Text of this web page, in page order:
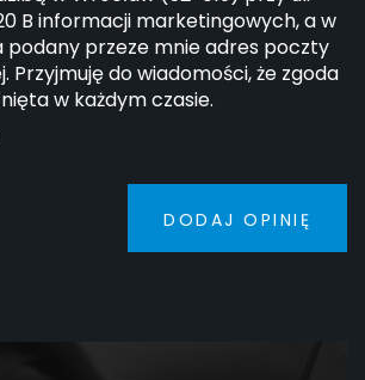
B informacji marketingowych, a w
przeze mnie adres poczty
Przyjmuję do wiadomości, że zgoda
w każdym czasie.
DODAJ OPINIĘ